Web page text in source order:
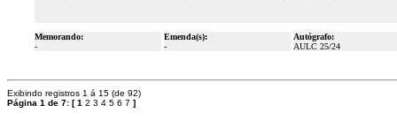
Memorando:
-
Emenda(s):
-
Autógrafo:
AULC 25/24
Exibindo registros 1 á 15 (de 92)
Página 1 de 7: [1 2 3 4 5 6 7 ]